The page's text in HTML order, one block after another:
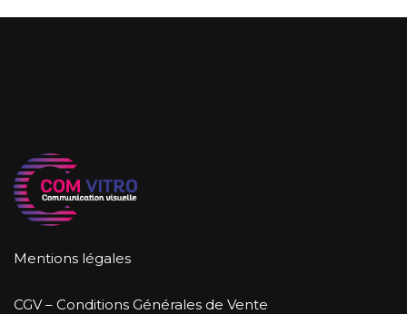
Mentions légales
CGV – Conditions Générales de Vente